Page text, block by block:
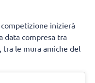
inizierà
data compresa tra
le mura amiche del